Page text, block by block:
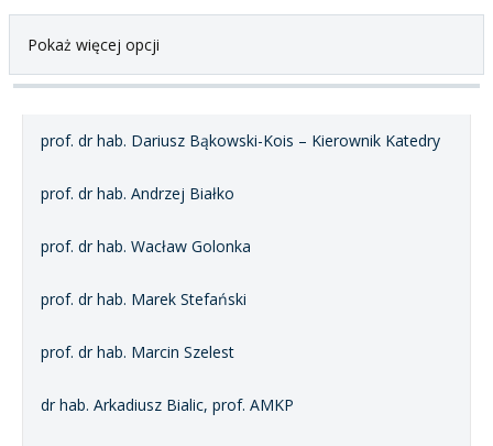
Pokaż więcej opcji
prof. dr hab. Dariusz Bąkowski-Kois – Kierownik Katedry
prof. dr hab. Andrzej Białko
prof. dr hab. Wacław Golonka
prof. dr hab. Marek Stefański
prof. dr hab. Marcin Szelest
dr hab. Arkadiusz Bialic, prof. AMKP